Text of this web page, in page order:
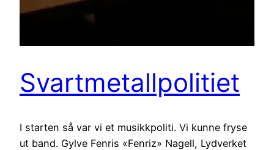
Svartmetallpolitiet
I starten så var vi et musikkpoliti. Vi kunne fryse
ut band. Gylve Fenris «Fenriz» Nagell, Lydverket